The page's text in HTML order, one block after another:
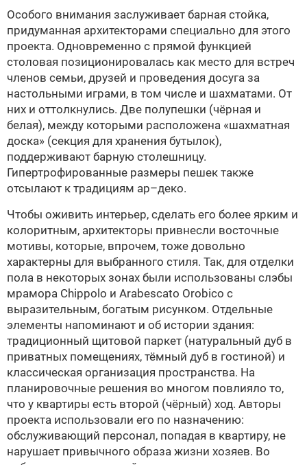
Особого внимания заслуживает барная стойка,
придуманная архитекторами специально для этого
проекта. Одновременно с прямой функцией
столовая позиционировалась как место для встреч
членов семьи, друзей и проведения досуга за
настольными играми, в том числе и шахматами. От
них и оттолкнулись. Две полупешки (чёрная и
белая), между которыми расположена «шахматная
доска» (секция для хранения бутылок),
поддерживают барную столешницу.
Гипертрофированные размеры пешек также
отсылают к традициям ар–деко.
Чтобы оживить интерьер, сделать его более ярким и
колоритным, архитекторы привнесли восточные
мотивы, которые, впрочем, тоже довольно
характерны для выбранного стиля. Так, для отделки
пола в некоторых зонах были использованы слэбы
мрамора Chippolo и Arabescato Orobico с
выразительным, богатым рисунком. Отдельные
элементы напоминают и об истории здания:
традиционный щитовой паркет (натуральный дуб в
приватных помещениях, тёмный дуб в гостиной) и
классическая организация пространства. На
планировочные решения во многом повлияло то,
что у квартиры есть второй (чёрный) ход. Авторы
проекта использовали его по назначению:
обслуживающий персонал, попадая в квартиру, не
нарушает привычного образа жизни хозяев. Во